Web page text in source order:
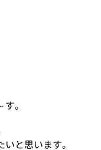
。
と思います。